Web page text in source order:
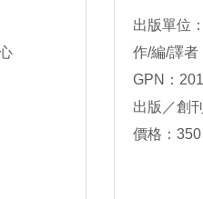
出版單位：
作/編/譯者
GPN：
出版／創
價格：350